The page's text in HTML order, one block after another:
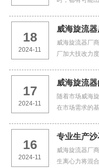
介质…
18
2024-11
威海旋流器厂
厂加大技改力
节，…
17
2024-11
随着市场威海
在市场需求的
里…
16
2024-11
专业生产
威海旋流器厂
生离心力将混